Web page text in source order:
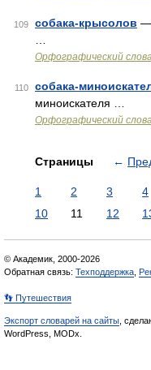
109 собака-крысолов —
Орфографический
110 собака-
миноискателя …
Орфографический
Страницы ←
1 2 3 4
10
11 12
© Академик, 2000-2026
Обратная связь: Техподдержка
👣 Путешествия
Экспорт словарей на сайты ,
WordPress, MODx.